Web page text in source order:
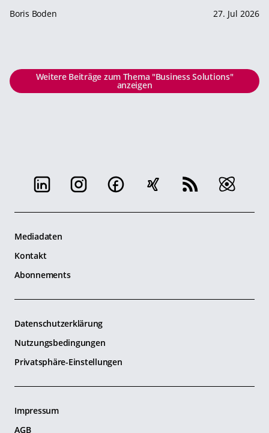
Boris Boden 27. Jul 2026
Weitere Beiträge zum Thema "Business Solutions"
anzeigen
Mediadaten
Kontakt
Abonnements
Datenschutzerklärung
Nutzungsbedingungen
Privatsphäre-Einstellungen
Impressum
AGB